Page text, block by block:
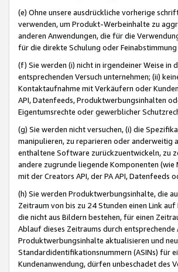
(e) Ohne unsere ausdrückliche vorherige
verwenden, um Produkt-Werbeinhalte zu
anderen Anwendungen, die für die
für die direkte Schulung oder
(f) Sie werden (i) nicht in irgendeiner Weise in
entsprechenden Versuch unternehmen; (ii)
Kontaktaufnahme mit Verkäufern oder
API, Datenfeeds, Produktwerbungsinhalten
Eigentumsrechte oder gewerblicher
(g) Sie werden nicht versuchen, (i) die
manipulieren, zu reparieren oder
enthaltene Software zurückzuentwickeln, zu
andere zugrunde liegende Komponenten
mit der Creators API, der PA API,
(h) Sie werden Produktwerbungsinhalte, die
Zeitraum von bis zu 24 Stunden einen Link
die nicht aus Bildern bestehen, für einen
Ablauf dieses Zeitraums durch
Produktwerbungsinhalte aktualisieren und
Standardidentifikationsnummern (ASINs) für
Kundenanwendung, dürfen unbeschadet des